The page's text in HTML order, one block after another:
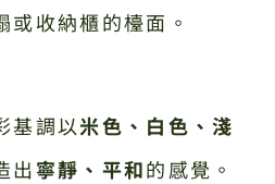
或收納櫃的檯面。
基調以米色、白色、淺
出寧靜、平和的感覺。